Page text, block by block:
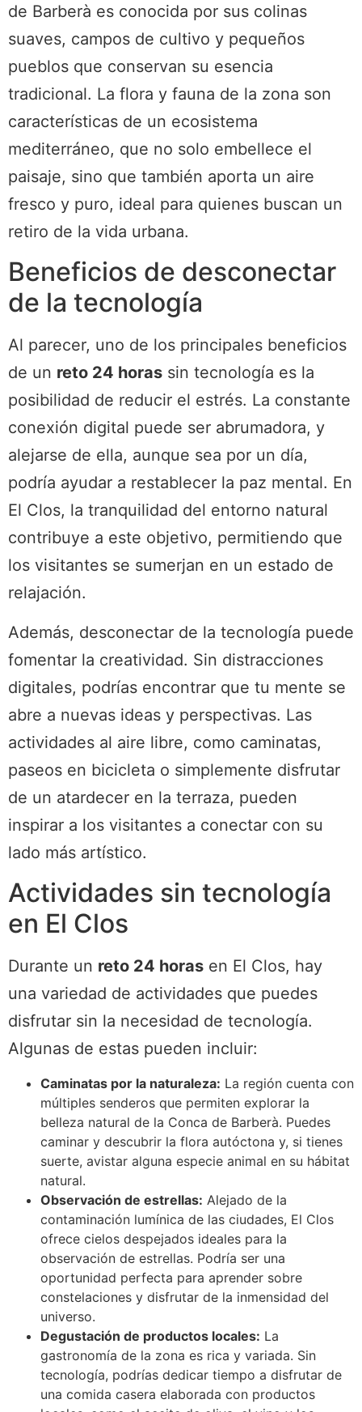
de Barberà es conocida por sus colinas
suaves, campos de cultivo y pequeños
pueblos que conservan su esencia
tradicional. La flora y fauna de la zona son
características de un ecosistema
mediterráneo, que no solo embellece el
paisaje, sino que también aporta un aire
fresco y puro, ideal para quienes buscan un
retiro de la vida urbana.
Beneficios de desconectar
de la tecnología
Al parecer, uno de los principales beneficios
de un reto 24 horas sin tecnología es la
posibilidad de reducir el estrés. La constante
conexión digital puede ser abrumadora, y
alejarse de ella, aunque sea por un día,
podría ayudar a restablecer la paz mental. En
El Clos, la tranquilidad del entorno natural
contribuye a este objetivo, permitiendo que
los visitantes se sumerjan en un estado de
relajación.
Además, desconectar de la tecnología puede
fomentar la creatividad. Sin distracciones
digitales, podrías encontrar que tu mente se
abre a nuevas ideas y perspectivas. Las
actividades al aire libre, como caminatas,
paseos en bicicleta o simplemente disfrutar
de un atardecer en la terraza, pueden
inspirar a los visitantes a conectar con su
lado más artístico.
Actividades sin tecnología
en El Clos
Durante un reto 24 horas en El Clos, hay
una variedad de actividades que puedes
disfrutar sin la necesidad de tecnología.
Algunas de estas pueden incluir:
Caminatas por la naturaleza: La región cuenta con
múltiples senderos que permiten explorar la
belleza natural de la Conca de Barberà. Puedes
caminar y descubrir la flora autóctona y, si tienes
suerte, avistar alguna especie animal en su hábitat
natural.
Observación de estrellas: Alejado de la
contaminación lumínica de las ciudades, El Clos
ofrece cielos despejados ideales para la
observación de estrellas. Podría ser una
oportunidad perfecta para aprender sobre
constelaciones y disfrutar de la inmensidad del
universo.
Degustación de productos locales: La
gastronomía de la zona es rica y variada. Sin
tecnología, podrías dedicar tiempo a disfrutar de
una comida casera elaborada con productos